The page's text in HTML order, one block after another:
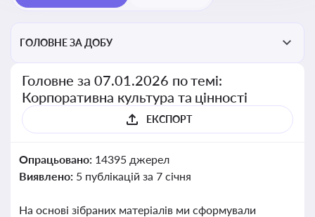
ГОЛОВНЕ ЗА ДОБУ
Головне за 07.01.2026 по темі:
Корпоративна культура та цінності
ЕКСПОРТ
Опрацьовано: 14395 джерел
Виявлено: 5 публікацій за 7 січня
На основі зібраних матеріалів ми сформували